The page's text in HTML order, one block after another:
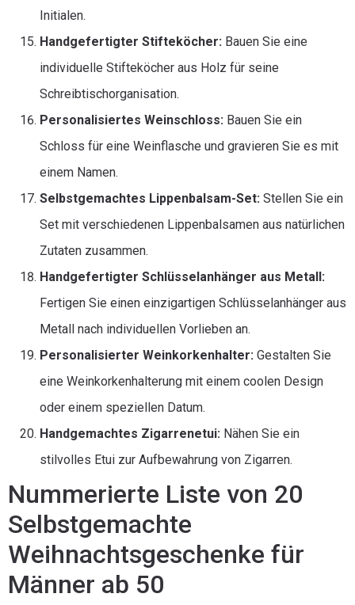
Initialen.
Handgefertigter Stifteköcher: Bauen Sie eine
individuelle Stifteköcher aus Holz für seine
Schreibtischorganisation.
Personalisiertes Weinschloss: Bauen Sie ein
Schloss für eine Weinflasche und gravieren Sie es mit
einem Namen.
Selbstgemachtes Lippenbalsam-Set: Stellen Sie ein
Set mit verschiedenen Lippenbalsamen aus natürlichen
Zutaten zusammen.
Handgefertigter Schlüsselanhänger aus Metall:
Fertigen Sie einen einzigartigen Schlüsselanhänger aus
Metall nach individuellen Vorlieben an.
Personalisierter Weinkorkenhalter: Gestalten Sie
eine Weinkorkenhalterung mit einem coolen Design
oder einem speziellen Datum.
Handgemachtes Zigarrenetui: Nähen Sie ein
stilvolles Etui zur Aufbewahrung von Zigarren.
Nummerierte Liste von 20
Selbstgemachte
Weihnachtsgeschenke für
Männer ab 50